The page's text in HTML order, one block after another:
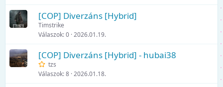
[COP] Diverzáns [Hybrid]
Timstrike
Válaszok 0 2026.01.19.
[COP] Diverzáns [Hybrid] - hubai38
tzs
Válaszok 8 2026.01.18.